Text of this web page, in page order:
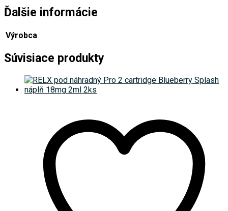
Ďalšie informácie
Výrobca
Súvisiace produkty